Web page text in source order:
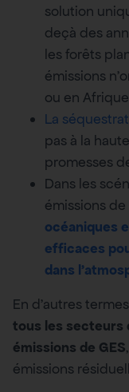
solution
deçà des
les forêts
émissions
ou en
La
pas à la
promesses
Dans les
émissions de
océaniques
efficaces
dans
En d’autres
tous les secteurs
émissions de GES
émissions